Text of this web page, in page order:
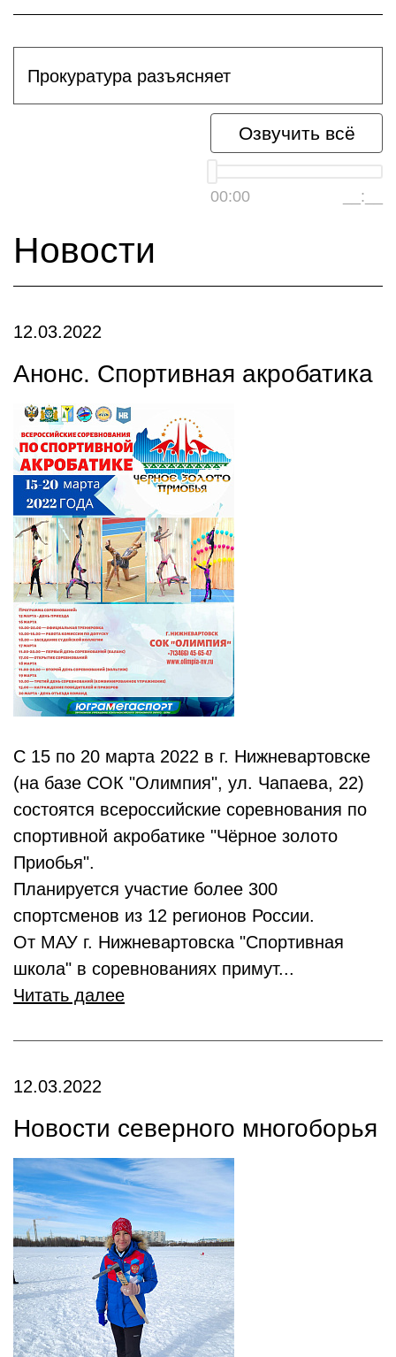
Прокуратура разъясняет
Озвучить всё
00:00 __:__
Новости
12.03.2022
Анонс. Спортивная акробатика
С 15 по 20 марта 2022 в г. Нижневартовске
(на базе СОК "Олимпия", ул. Чапаева, 22)
состоятся всероссийские соревнования по
спортивной акробатике "Чёрное золото
Приобья".
Планируется участие более 300
спортсменов из 12 регионов России.
От МАУ г. Нижневартовска "Спортивная
школа" в соревнованиях примут...
Читать далее
12.03.2022
Новости северного многоборья